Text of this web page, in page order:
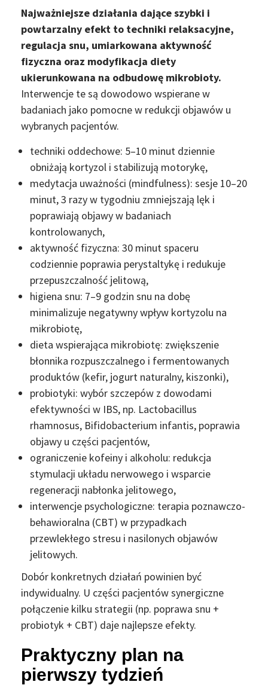
Najważniejsze działania dające szybki i
powtarzalny efekt to techniki relaksacyjne,
regulacja snu, umiarkowana aktywność
fizyczna oraz modyfikacja diety
ukierunkowana na odbudowę mikrobioty.
Interwencje te są dowodowo wspierane w
badaniach jako pomocne w redukcji objawów u
wybranych pacjentów.
techniki oddechowe: 5–10 minut dziennie
obniżają kortyzol i stabilizują motorykę,
medytacja uważności (mindfulness): sesje 10–20
minut, 3 razy w tygodniu zmniejszają lęk i
poprawiają objawy w badaniach
kontrolowanych,
aktywność fizyczna: 30 minut spaceru
codziennie poprawia perystaltykę i redukuje
przepuszczalność jelitową,
higiena snu: 7–9 godzin snu na dobę
minimalizuje negatywny wpływ kortyzolu na
mikrobiotę,
dieta wspierająca mikrobiotę: zwiększenie
błonnika rozpuszczalnego i fermentowanych
produktów (kefir, jogurt naturalny, kiszonki),
probiotyki: wybór szczepów z dowodami
efektywności w IBS, np. Lactobacillus
rhamnosus, Bifidobacterium infantis, poprawia
objawy u części pacjentów,
ograniczenie kofeiny i alkoholu: redukcja
stymulacji układu nerwowego i wsparcie
regeneracji nabłonka jelitowego,
interwencje psychologiczne: terapia poznawczo-
behawioralna (CBT) w przypadkach
przewlekłego stresu i nasilonych objawów
jelitowych.
Dobór konkretnych działań powinien być
indywidualny. U części pacjentów synergiczne
połączenie kilku strategii (np. poprawa snu +
probiotyk + CBT) daje najlepsze efekty.
Praktyczny plan na
pierwszy tydzień